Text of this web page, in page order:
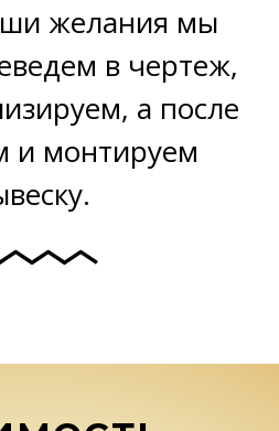
желания мы
в чертеж,
а после
и монтируем